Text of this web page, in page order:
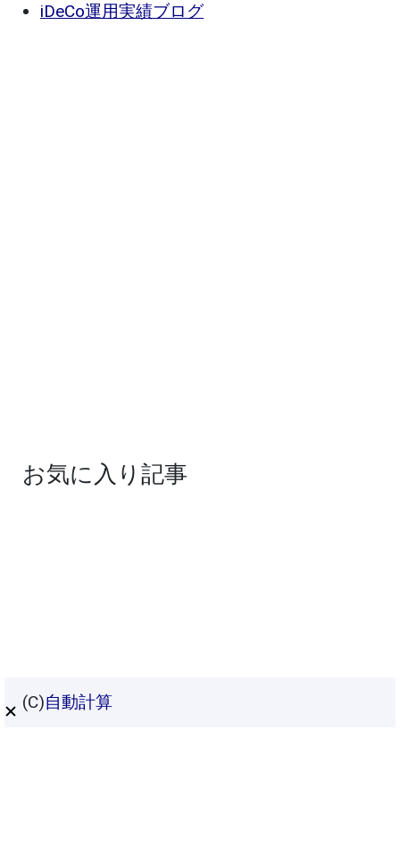
iDeCo運用実績ブログ
お気に入り記事
(C)自動計算